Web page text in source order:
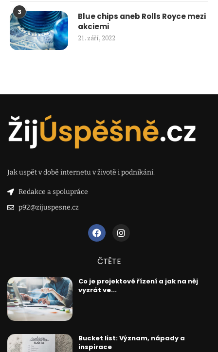
3
Blue chips aneb Rolls Royce mezi
akciemi
21. září, 2022
Jak uspět v době internetu v životě i podnikání.
Redakce a spolupráce
p92@zijuspesne.cz
ČTĚTE
Co je projektové řízení a jak na něj
vyzrát ve...
Bucket list: Význam, nápady a
inspirace